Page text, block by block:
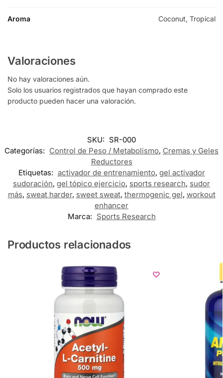
Aroma Coconut, Tropical
Valoraciones
No hay valoraciones aún.
Solo los usuarios registrados que hayan comprado este
producto pueden hacer una valoración.
SKU: SR-000
Categorías: Control de Peso / Metabolismo, Cremas y Geles
Reductores
Etiquetas: activador de entrenamiento, gel activador
sudoración, gel tópico ejercicio, sports research, sudor
más, sweat harder, sweet sweat, thermogenic gel, workout
enhancer
Marca: Sports Research
Productos relacionados